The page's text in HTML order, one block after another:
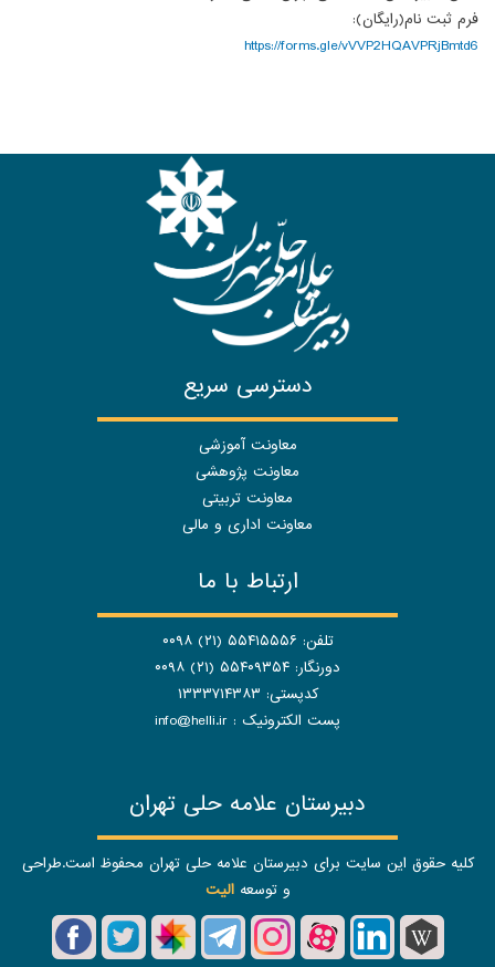
فرم ثبت نام(رایگان):
https://forms.gle/vVVP2HQAVPRjBmtd6
دسترسی سریع
معاونت آموزشی
معاونت پژوهشی
معاونت تربیتی
معاونت اداری و مالی
ارتباط با ما
تلفن: ۵۵۴۱۵۵۵۶ (۲۱) ۰۰۹۸
دورنگار: ۵۵۴۰۹۳۵۴ (۲۱) ۰۰۹۸
کدپستی: ۱۳۳۳۷۱۴۳۸۳
پست الکترونیک : info@helli.ir
دبیرستان علامه حلی تهران
کلیه حقوق این سایت برای دبیرستان علامه حلی تهران محفوظ است.طراحی
و توسعهالیت